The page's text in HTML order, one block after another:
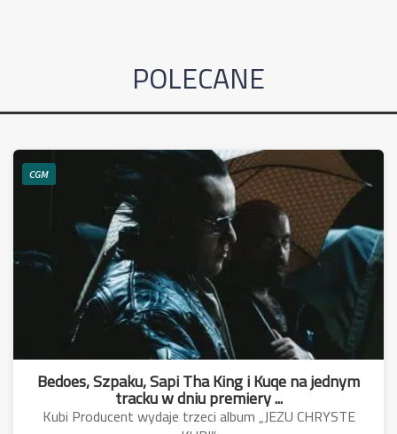
POLECANE
CGM
Bedoes, Szpaku, Sapi Tha King i Kuqe na jednym
tracku w dniu premiery ...
Kubi Producent wydaje trzeci album „JEZU CHRYSTE